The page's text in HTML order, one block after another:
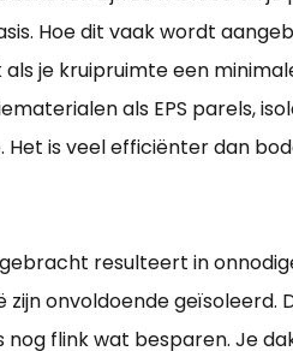
Hoe dit vaak wordt
als je kruipruimte een
als EPS parels,
is veel efficiënter dan
resulteert in
zijn onvoldoende geïsoleerd.
nog flink wat besparen. Je